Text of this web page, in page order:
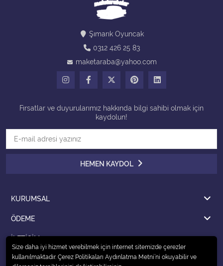
Tüm Kategorileri Gör
Şımarık Oyuncak
0312 426 25 83
maketaraba@yahoo.com
Fırsatlar ve duyurularımız hakkında bilgi sahibi olmak için
kaydolun!
HEMEN KAYDOL
KURUMSAL
ÖDEME
İLETİŞİM
Size daha iyi hizmet verebilmek için internet sitemizde çerezler
kullanılmaktadır. Çerez Politikaları Aydınlatma Metni’ni okuyabilir ve